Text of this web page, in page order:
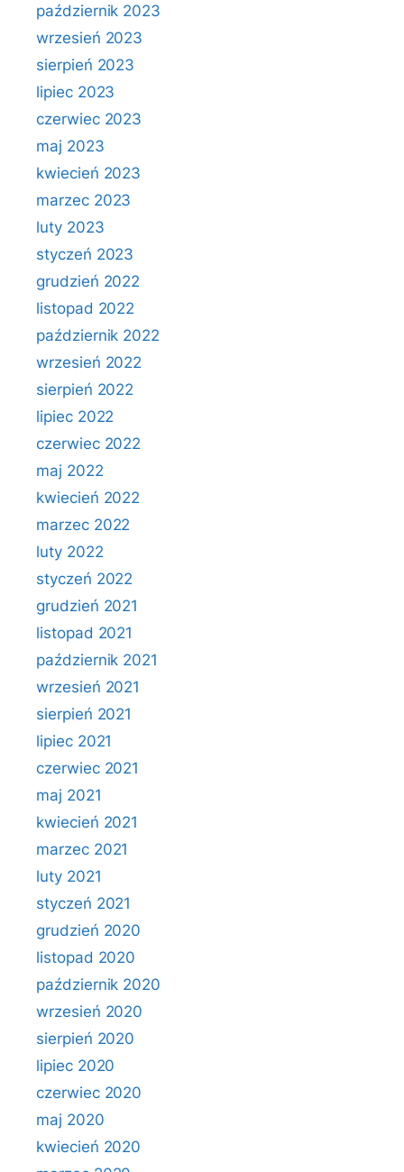
październik 2023
wrzesień 2023
sierpień 2023
lipiec 2023
czerwiec 2023
maj 2023
kwiecień 2023
marzec 2023
luty 2023
styczeń 2023
grudzień 2022
listopad 2022
październik 2022
wrzesień 2022
sierpień 2022
lipiec 2022
czerwiec 2022
maj 2022
kwiecień 2022
marzec 2022
luty 2022
styczeń 2022
grudzień 2021
listopad 2021
październik 2021
wrzesień 2021
sierpień 2021
lipiec 2021
czerwiec 2021
maj 2021
kwiecień 2021
marzec 2021
luty 2021
styczeń 2021
grudzień 2020
listopad 2020
październik 2020
wrzesień 2020
sierpień 2020
lipiec 2020
czerwiec 2020
maj 2020
kwiecień 2020